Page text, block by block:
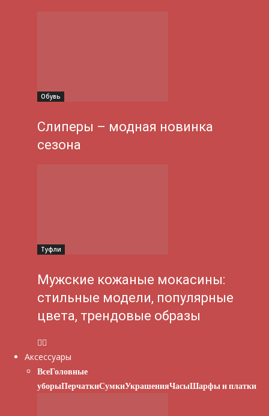
Обувь
Слиперы – модная новинка
сезона
Туфли
Мужские кожаные мокасины:
стильные модели, популярные
цвета, трендовые образы
Аксессуары
ВсеГоловные
уборыПерчаткиСумкиУкрашенияЧасыШарфы и платки